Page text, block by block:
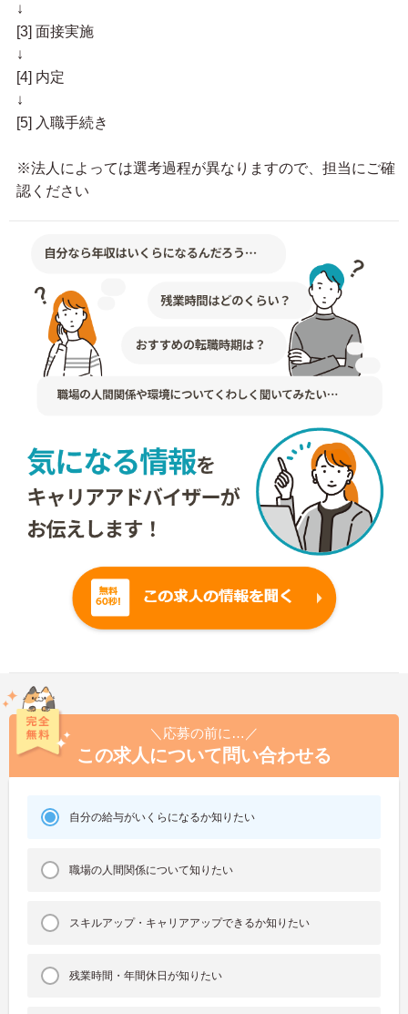
↓
[3] 面接実施
↓
[4] 内定
↓
[5] 入職手続き
※法人によっては選考過程が異なりますので、担当にご確
認ください
＼応募の前に…／
この求人について問い合わせる
自分の給与がいくらになるか知りたい
職場の人間関係について知りたい
スキルアップ・キャリアアップできるか知りたい
残業時間・年間休日が知りたい